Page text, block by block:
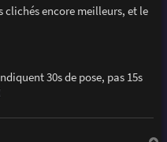
encore meilleurs, et le
30s de pose, pas 15s